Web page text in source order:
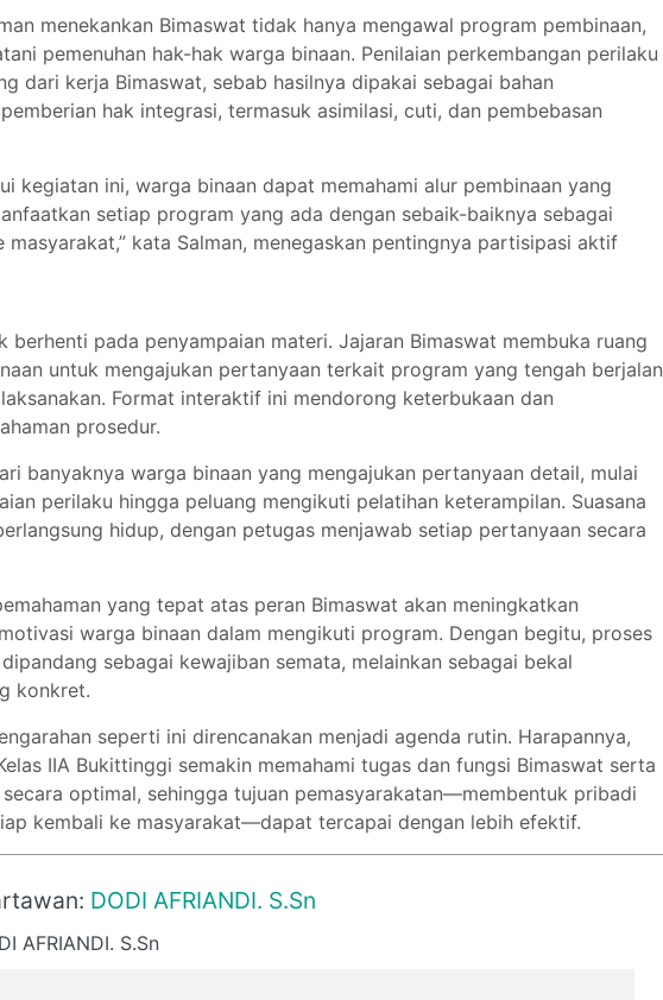
menekankan Bimaswat tidak hanya mengawal program pembinaan,
pemenuhan hak-hak warga binaan. Penilaian perkembangan perilaku
dari kerja Bimaswat, sebab hasilnya dipakai sebagai bahan
hak integrasi, termasuk asimilasi, cuti, dan pembebasan
kegiatan ini, warga binaan dapat memahami alur pembinaan yang
setiap program yang ada dengan sebaik-baiknya sebagai
masyarakat,” kata Salman, menegaskan pentingnya partisipasi aktif
berhenti pada penyampaian materi. Jajaran Bimaswat membuka ruang
untuk mengajukan pertanyaan terkait program yang tengah berjalan
Format interaktif ini mendorong keterbukaan dan
prosedur.
banyaknya warga binaan yang mengajukan pertanyaan detail, mulai
perilaku hingga peluang mengikuti pelatihan keterampilan. Suasana
hidup, dengan petugas menjawab setiap pertanyaan secara
yang tepat atas peran Bimaswat akan meningkatkan
warga binaan dalam mengikuti program. Dengan begitu, proses
sebagai kewajiban semata, melainkan sebagai bekal
konkret.
seperti ini direncanakan menjadi agenda rutin. Harapannya,
IIA Bukittinggi semakin memahami tugas dan fungsi Bimaswat serta
secara optimal, sehingga tujuan pemasyarakatan—membentuk pribadi
kembali ke masyarakat—dapat tercapai dengan lebih efektif.
DODI AFRIANDI. S.Sn
AFRIANDI. S.Sn